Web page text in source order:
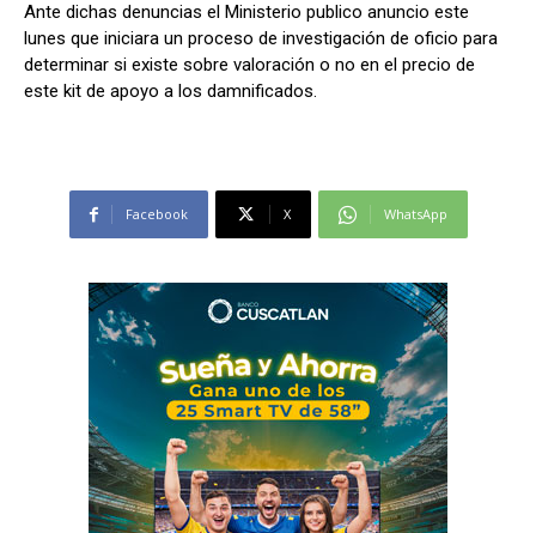
Síganos
Síganos
Ante dichas denuncias el Ministerio publico anuncio este
lunes que iniciara un proceso de investigación de oficio para
determinar si existe sobre valoración o no en el precio de
este kit de apoyo a los damnificados.
Facebook X WhatsApp